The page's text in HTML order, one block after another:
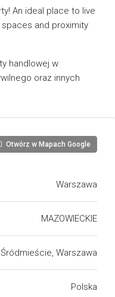
An ideal place to live
and proximity
handlowej w
oraz innych
Otwórz w Mapach Google
Warszawa
MAZOWIECKIE
Śródmieście, Warszawa
Polska